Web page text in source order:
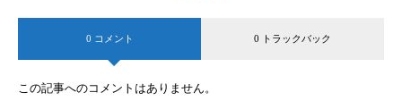
0 コメント 0 トラックバック
この記事へのコメントはありません。